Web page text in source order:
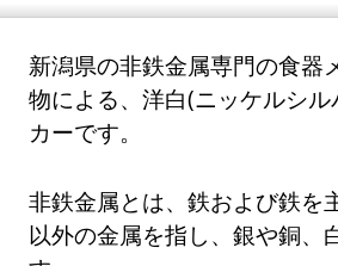
新潟県の非鉄金属専門の食器
物による、洋白(ニッケルシ
カーです。
非鉄金属とは、鉄および鉄を
以外の金属を指し、銀や銅、